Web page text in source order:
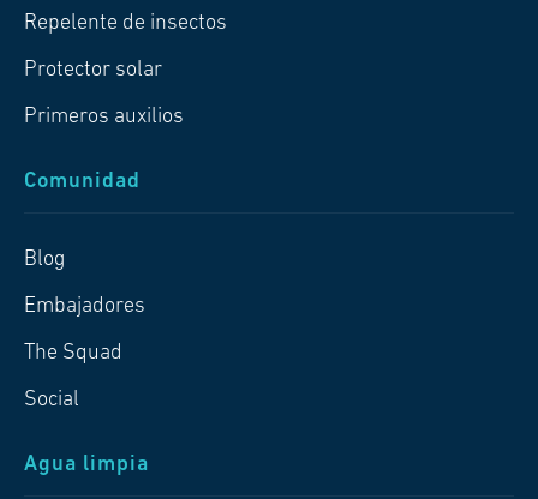
Repelente de insectos
Protector solar
Primeros auxilios
Comunidad
Blog
Embajadores
The Squad
Social
Agua limpia